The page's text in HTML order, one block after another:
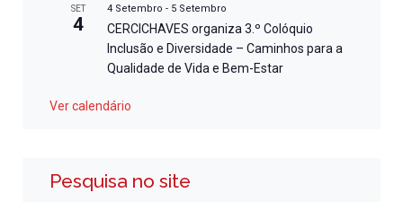
SET
4
4 Setembro - 5 Setembro
CERCICHAVES organiza 3.º Colóquio
Inclusão e Diversidade – Caminhos para a
Qualidade de Vida e Bem-Estar
Ver calendário
Pesquisa no site